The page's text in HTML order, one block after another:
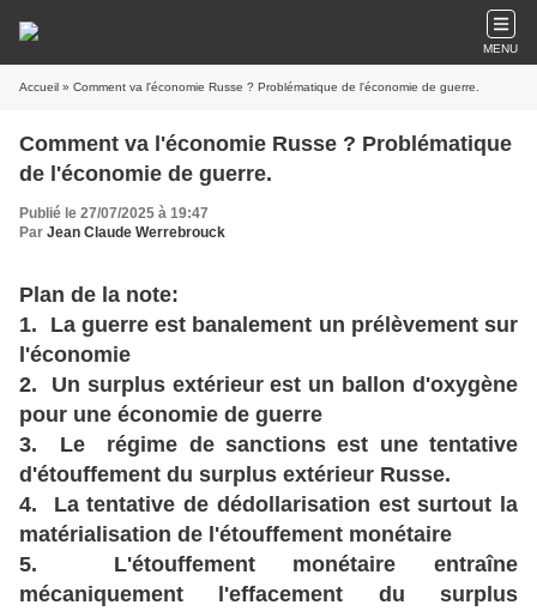
MENU
Accueil » Comment va l'économie Russe ? Problématique de l'économie de guerre.
Comment va l'économie Russe ? Problématique
de l'économie de guerre.
Publié le 27/07/2025 à 19:47
Par Jean Claude Werrebrouck
Plan de la note:
1. La guerre est banalement un prélèvement sur
l'économie
2. Un surplus extérieur est un ballon d'oxygène
pour une économie de guerre
3. Le régime de sanctions est une tentative
d'étouffement du surplus extérieur Russe.
4. La tentative de dédollarisation est surtout la
matérialisation de l'étouffement monétaire
5. L'étouffement monétaire entraîne
mécaniquement l'effacement du surplus